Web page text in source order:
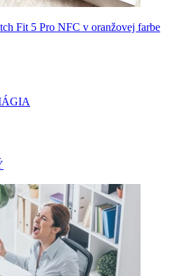
Fit 5 Pro NFC v oranžovej farbe